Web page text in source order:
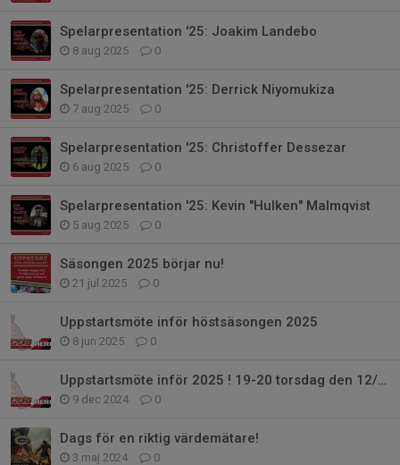
Spelarpresentation '25: Joakim Landebo
8 aug 2025 0
Spelarpresentation '25: Derrick Niyomukiza
7 aug 2025 0
Spelarpresentation '25: Christoffer Dessezar
6 aug 2025 0
Spelarpresentation '25: Kevin "Hulken" Malmqvist
5 aug 2025 0
Säsongen 2025 börjar nu!
21 jul 2025 0
Uppstartsmöte inför höstsäsongen 2025
8 jun 2025 0
Uppstartsmöte inför 2025 ! 19-20 torsdag den 12/12 i Bro IP 1 tr upp
9 dec 2024 0
Dags för en riktig värdemätare!
3 maj 2024 0